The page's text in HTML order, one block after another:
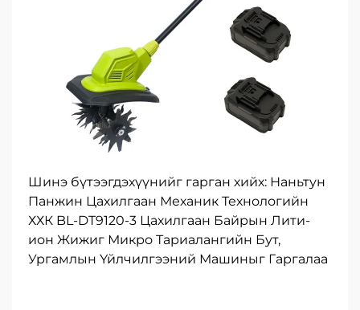
Шинэ бүтээгдэхүүнийг гарган хийх: Наньтун
Панжин Цахилгаан Механик Технологийн
ХХК BL-DT9120-3 Цахилгаан Байрын Лити-
ион Жижиг Микро Тариалангийн Бут,
Ургамлын Үйлчилгээний Машиныг Гаргалаа